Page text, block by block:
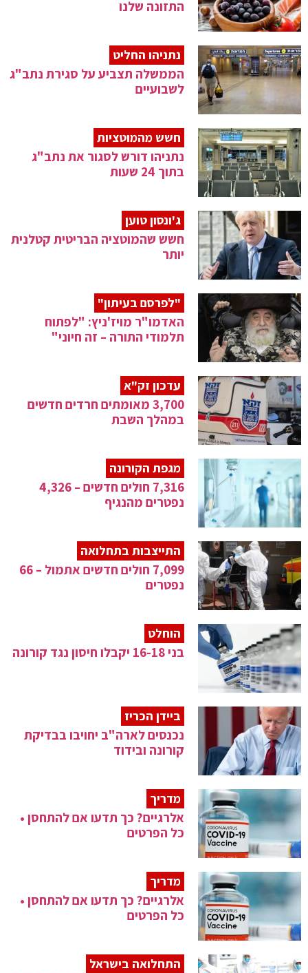
התזונה שלנו
נתניהו החליט
הממשלה תצביע על סגירת נתב"ג
לשבועיים
חשש מהמוטציות
נתניהו דורש לסגור את נתב"ג
בתוך 24 שעות
ג'ונסון טוען
חשש שהמוטציה הבריטית קטלנית
יותר
"לפרסם בעיתון"
האדמו"ר מויז'ניץ: "לפתוח
תלמודי התורה – זה חיוני"
עדכון זק"א
3,700 מאומתים חרדים חדשים
במהלך השבת
מגפת הקורונה
7,316 חולים חדשים – 4,326
נפטרים מהנגיף
התייצבות בתחלואה
7,099 חולים חדשים אתמול – 66
נפטרים
הוחלט
בני 16-18 יקבלו חיסון נגד קורונה
ביידן הכריז
נכנסים לארה"ב יחויבו בבדיקת
קורונה ובידוד
מדריך
אלרגיים? כך תדעו אם להתחסן •
כל הפרטים
מדריך
אלרגיים? כך תדעו אם להתחסן •
כל הפרטים
התחלואה בישראל